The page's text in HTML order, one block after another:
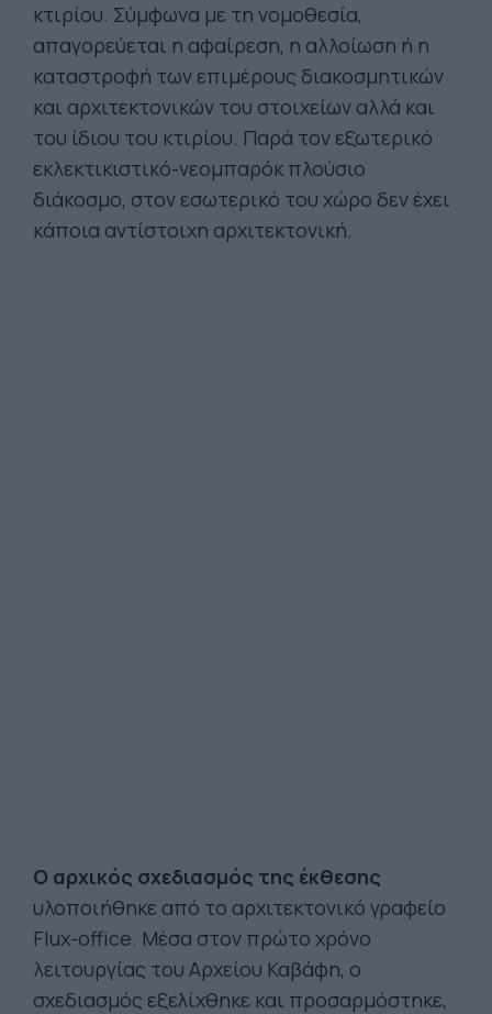
κτιρίου. Σύμφωνα με τη νομοθεσία,
απαγορεύεται η αφαίρεση, η αλλοίωση ή η
καταστροφή των επιμέρους διακοσμητικών
και αρχιτεκτονικών του στοιχείων αλλά και
του ίδιου του κτιρίου. Παρά τον εξωτερικό
εκλεκτικιστικό-νεομπαρόκ πλούσιο
διάκοσμο, στον εσωτερικό του χώρο δεν έχει
κάποια αντίστοιχη αρχιτεκτονική.
Ο αρχικός σχεδιασμός της έκθεσης
υλοποιήθηκε από το αρχιτεκτονικό γραφείο
Flux-office. Μέσα στον πρώτο χρόνο
λειτουργίας του Αρχείου Καβάφη, ο
σχεδιασμός εξελίχθηκε και προσαρμόστηκε,